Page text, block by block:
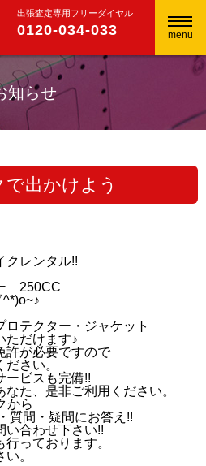
出張査定専用フリーダイヤル
0120-034-033 menu
知らせ
出かけよう
クレンタル!!
250CC
テクター・ジャケット
ただけます♪
許が必要ですので
さい。
ービスも完備!!
た、是非ご利用ください。
から
質問・疑問にお答え!!
い合わせ下さい!!
っております。
。